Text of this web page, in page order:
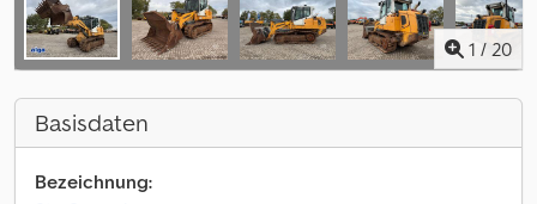
1 / 20
Basisdaten
Bezeichnung: